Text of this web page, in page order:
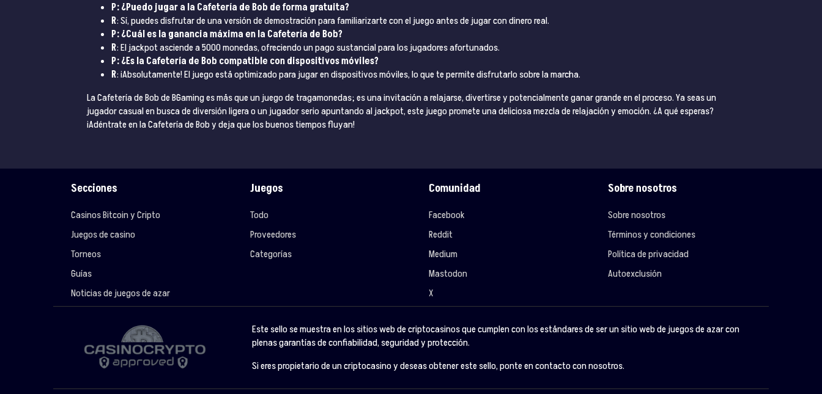
P: ¿Puedo jugar a la Cafetería de Bob de forma gratuita?
R: Sí, puedes disfrutar de una versión de demostración para familiarizarte con el juego antes de jugar con dinero real.
P: ¿Cuál es la ganancia máxima en la Cafetería de Bob?
R: El jackpot asciende a 5000 monedas, ofreciendo un pago sustancial para los jugadores afortunados.
P: ¿Es la Cafetería de Bob compatible con dispositivos móviles?
R: ¡Absolutamente! El juego está optimizado para jugar en dispositivos móviles, lo que te permite disfrutarlo sobre la marcha.
La Cafetería de Bob de BGaming es más que un juego de tragamonedas; es una invitación a relajarse, divertirse y potencialmente ganar grande en el proceso. Ya seas un
jugador casual en busca de diversión ligera o un jugador serio apuntando al jackpot, este juego promete una deliciosa mezcla de relajación y emoción. ¿A qué esperas?
¡Adéntrate en la Cafetería de Bob y deja que los buenos tiempos fluyan!
Secciones
Casinos Bitcoin y Cripto
Juegos de casino
Torneos
Guías
Noticias de juegos de azar
Juegos
Todo
Proveedores
Categorías
Comunidad
Facebook
Reddit
Medium
Mastodon
X
Sobre nosotros
Sobre nosotros
Términos y condiciones
Política de privacidad
Autoexclusión
Este sello se muestra en los sitios web de criptocasinos que cumplen con los estándares de ser un sitio web de juegos de azar con
plenas garantías de confiabilidad, seguridad y protección.
Si eres propietario de un criptocasino y deseas obtener este sello, ponte en contacto con nosotros.